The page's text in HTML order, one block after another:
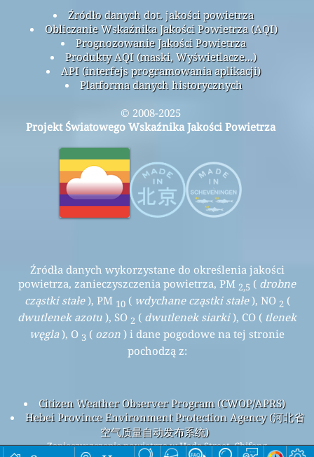
Źródło danych dot. jakości powietrza
Obliczanie Wskaźnika Jakości Powietrza (AQI)
Prognozowanie Jakości Powietrza
Produkty AQI (maski, Wyświetlacze...)
API (interfejs programowania aplikacji)
Platforma danych historycznych
© 2008-2025
Projekt Światowego Wskaźnika Jakości Powietrza
Źródła danych wykorzystane do określenia jakości
powietrza, zanieczyszczenia powietrza, PM 2,5 ( drobne
cząstki stałe), PM 10( wdychane cząstki stałe), NO 2 (
dwutlenek azotu ), SO 2 ( dwutlenek siarki), CO ( tlenek
węgla), O 3 ( ozon ) i dane pogodowe na tej stronie
pochodzą z:
Citizen Weather Observer Program (CWOP/APRS)
Hebei Province Environment Protection Agency (河北省
空气质量自动发布系统)
Zanieczyszczenie powietrza w Hada Street, Chifeng